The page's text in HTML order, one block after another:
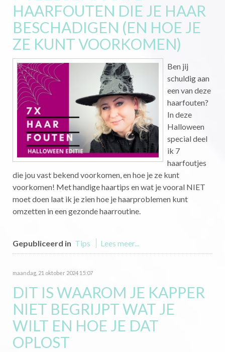
HAARFOUTEN DIE JE HAAR
BESCHADIGEN (EN HOE JE
ZE KUNT VOORKOMEN)
Ben jij
schuldig aan
een van deze
haarfouten?
In deze
Halloween
special deel
ik 7
haarfoutjes
die jou vast bekend voorkomen, en hoe je ze kunt
voorkomen! Met handige haartips en wat je vooral NIET
moet doen laat ik je zien hoe je haarproblemen kunt
omzetten in een gezonde haarroutine.
Gepubliceerd in Tips Lees meer...
maandag, 21 oktober 2024 15:07
DIT IS WAAROM JE KAPPER
NIET BEGRIJPT WAT JE
WILT EN HOE JE DAT
OPLOST